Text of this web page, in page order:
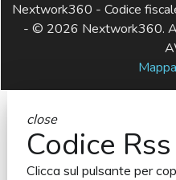
Nextwork360 - Codice
- © 2026 Nextwork360.
close
Codice Rss
Clicca sul pulsante per